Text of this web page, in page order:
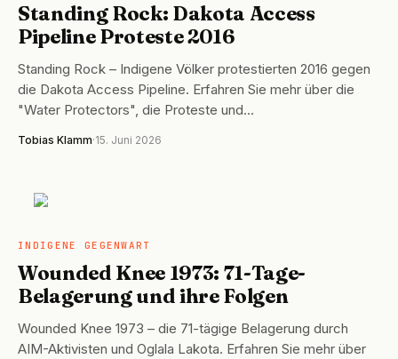
Standing Rock: Dakota Access
Pipeline Proteste 2016
Standing Rock – Indigene Völker protestierten 2016 gegen
die Dakota Access Pipeline. Erfahren Sie mehr über die
"Water Protectors", die Proteste und…
Tobias Klamm·15. Juni 2026
INDIGENE GEGENWART
INDIGENE GEGENWART
Wounded Knee 1973: 71-Tage-
Belagerung und ihre Folgen
Wounded Knee 1973 – die 71-tägige Belagerung durch
AIM-Aktivisten und Oglala Lakota. Erfahren Sie mehr über